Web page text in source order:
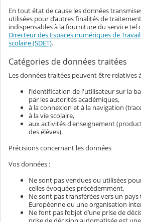
En tout état de cause les données
utilisées pour d’autres finalités de
indispensables à la fourniture du service tel
Directeur des Espaces numériques de
scolaire (SDET).
Catégories de données traitées
Les données traitées peuvent être relatives
l’identification de l'utilisateur sur la
par les autorités académiques,
à la connexion et à la navigation
à la vie scolaire,
aux activités d'enseignement
des élèves).
Précisions concernant les données
Vos données :
Ne sont pas vendues ou utilisées
celles évoquées précédemment,
Ne sont pas transférées vers un pays
Européenne ou une organisation
Ne font pas l’objet d’une prise de